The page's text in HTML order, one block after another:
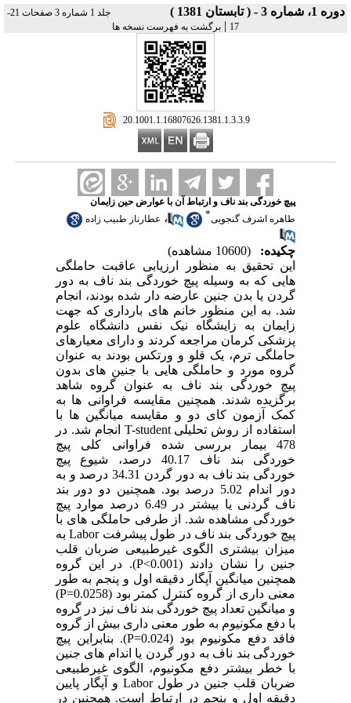
دوره 1، شماره 3 - ( تابستان 1381 )
جلد 1 شماره 3 صفحات 21-
17
| برگشت به فهرست نسخه ها
‎ 20.1001.1.16807626.1381.1.3.3.9
پیچ خوردگی بند ناف و ارتباط آن با عوارض حین زایمان
طاهره اشرف گنجویی* ، عطارناز طبیب زاده
چکیده:
(10600 مشاهده)
این تحقیق به منظور ارزیابی عاقبت حاملگی
هایی که به وسیله پیچ خوردگی بند ناف به دور
گردن یا بدن جنین عارضه دار شده بودند، انجام
شد. به این منظور خانم های بارداری که جهت
زایمان به زایشگاه نیک نفس دانشگاه علوم
پزشکی کرمان مراجعه کردند و دارای معیارهای
حاملگی ترم، یک قلو و ورتکس بودند به عنوان
گروه مورد و حاملگی هایی با جنین های بدون
پیچ خوردگی بند ناف به عنوان گروه شاهد
برگزیده شدند. همچنین مقایسه فراوانی ها به
کمک آزمون کای دو و مقایسه میانگین ها با
استفاده از روش تحلیلی T-student انجام شد. در
478 بیمار بررسی شده فراوانی کلی پیچ
خوردگی بند ناف 40.17 درصد، شیوع پیچ
خوردگی بند ناف به دور گردن 34.31 درصد و به
دور اندام 5.02 درصد بود. همچنین دو دور بند
ناف گردنی یا بیشتر در 6.49 درصد موارد پیچ
خوردگی مشاهده شد. از طرفی حاملگی های با
پیچ خوردگی بند ناف در طول پیشرفت Labor به
میزان بیشتری الگوی غیرطبیعی ضربان قلب
جنین را نشان دادند (0.001>P). در این گروه
همچنین میانگین آپگار دقیقه اول و پنجم به طور
معنی داری از گروه کنترل کمتر بود (0.0258=P)
و میانگین تعداد پیچ خوردگی بند ناف نیز در گروه
با دفع مکونیوم به طور معنی داری بیش از گروه
فاقد دفع مکونیوم بود (0.024=P). بنابراین پیچ
خوردگی بند ناف به دور گردن یا اندام های جنین
با خطر بیشتر دفع مکونیوم، الگوی غیرطبیعی
ضربان قلب جنین در طول Labor و آپگار پایین
دقیقه اول و پنجم در ارتباط است. همچنین در